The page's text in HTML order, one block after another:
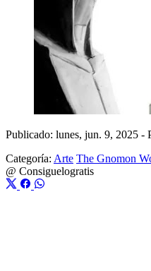
Publicado: lunes, jun. 9, 2025 -
Categoría: Arte The Gnomon
@ Consiguelogratis